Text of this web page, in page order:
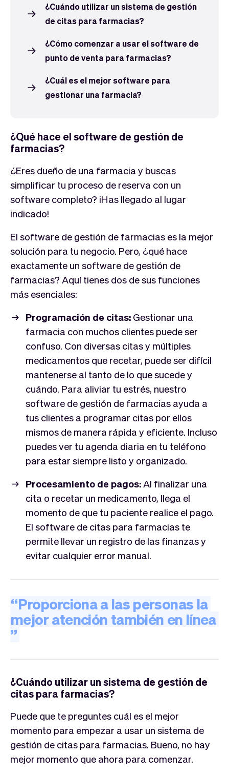
¿Cuándo utilizar un sistema de gestión
de citas para farmacias?
¿Cómo comenzar a usar el software de
punto de venta para farmacias?
¿Cuál es el mejor software para
gestionar una farmacia?
¿Qué hace el software de gestión de
farmacias?
¿Eres dueño de una farmacia y buscas
simplificar tu proceso de reserva con un
software completo? ¡Has llegado al lugar
indicado!
El software de gestión de farmacias es la mejor
solución para tu negocio. Pero, ¿qué hace
exactamente un software de gestión de
farmacias? Aquí tienes dos de sus funciones
más esenciales:
Programación de citas: Gestionar una
farmacia con muchos clientes puede ser
confuso. Con diversas citas y múltiples
medicamentos que recetar, puede ser difícil
mantenerse al tanto de lo que sucede y
cuándo. Para aliviar tu estrés, nuestro
software de gestión de farmacias ayuda a
tus clientes a programar citas por ellos
mismos de manera rápida y eficiente. Incluso
puedes ver tu agenda diaria en tu teléfono
para estar siempre listo y organizado.
Procesamiento de pagos:Al finalizar una
cita o recetar un medicamento, llega el
momento de que tu paciente realice el pago.
El software de citas para farmacias te
permite llevar un registro de las finanzas y
evitar cualquier error manual.
“Proporcionaa laspersonas la
mejoratención también en línea
”
¿Cuándo utilizar un sistema de gestión de
citas para farmacias?
Puede que te preguntes cuál es el mejor
momento para empezar a usar un sistema de
gestión de citas para farmacias. Bueno, no hay
mejor momento que ahora para comenzar.